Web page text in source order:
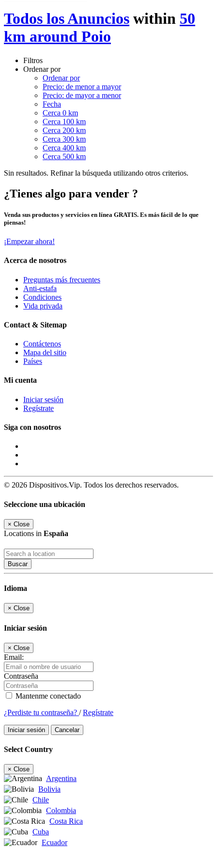
Todos los Anuncios within 50
km around Poio
Filtros
Ordenar por
Ordenar por
Precio: de menor a mayor
Precio: de mayor a menor
Fecha
Cerca 0 km
Cerca 100 km
Cerca 200 km
Cerca 300 km
Cerca 400 km
Cerca 500 km
Sin resultados. Refinar la búsqueda utilizando otros criterios.
¿Tienes algo para vender ?
Venda sus productos y servicios en línea GRATIS. Es más fácil de lo que
piensas!
¡Empezar ahora!
Acerca de nosotros
Preguntas más frecuentes
Anti-estafa
Condiciones
Vida privada
Contact & Sitemap
Contáctenos
Mapa del sitio
Países
Mi cuenta
Iniciar sesión
Regístrate
Siga con nosotros
© 2026 Dispositivos.Vip. Todos los derechos reservados.
Seleccione una ubicación
× Close
Locations in España
Buscar
Idioma
× Close
Iniciar sesión
× Close
Email:
Contraseña
Mantenme conectado
¿Perdiste tu contraseña? /Regístrate
Iniciar sesión Cancelar
Select Country
× Close
Argentina
Bolivia
Chile
Colombia
Costa Rica
Cuba
Ecuador